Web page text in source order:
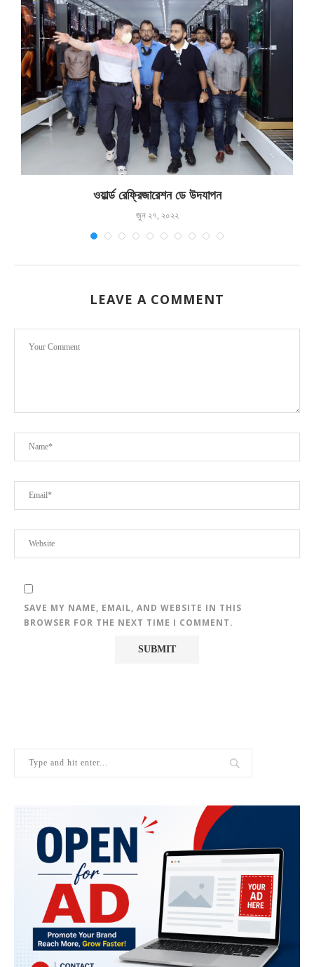
ওয়ার্ল্ড রেফ্রিজারেশন ডে উদযাপন
জুন ২৭, ২০২২
LEAVE A COMMENT
SAVE MY NAME, EMAIL, AND WEBSITE IN THIS
BROWSER FOR THE NEXT TIME I COMMENT.